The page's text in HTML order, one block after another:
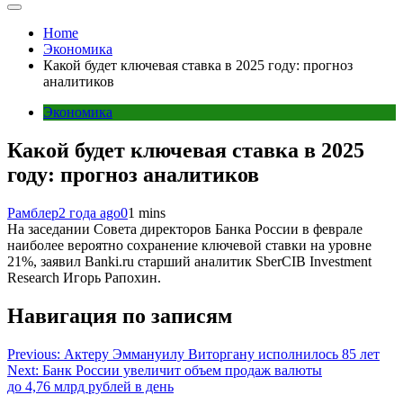
Home
Экономика
Какой будет ключевая ставка в 2025 году: прогноз
аналитиков
Экономика
Какой будет ключевая ставка в 2025
году: прогноз аналитиков
Рамблер2 года ago01 mins
На заседании Совета директоров Банка России в феврале
наиболее вероятно сохранение ключевой ставки на уровне
21%, заявил Banki.ru старший аналитик SberCIB Investment
Research Игорь Рапохин.
Навигация по записям
Previous: Актеру Эммануилу Виторгану исполнилось 85 лет
Next: Банк России увеличит объем продаж валюты
до 4,76 млрд рублей в день